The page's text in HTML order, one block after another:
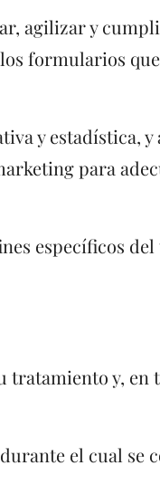
agilizar y
formularios
y estadística,
para
específicos
y, en
el cual se